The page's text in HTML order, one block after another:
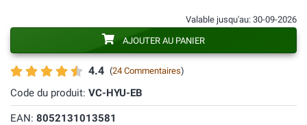
4.4 (24 Commentaires)
Code du produit: VC-HYU-EB
EAN: 8052131013581
Valable jusqu'au: 30-09-2026
AJOUTER AU PANIER